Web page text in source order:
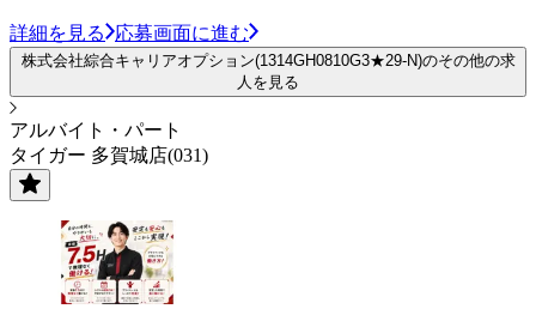
詳細を見る 応募画面に進む
株式会社綜合キャリアオプション(1314GH0810G3★29-N)のその他の求
人を見る
アルバイト・パート
タイガー 多賀城店(031)